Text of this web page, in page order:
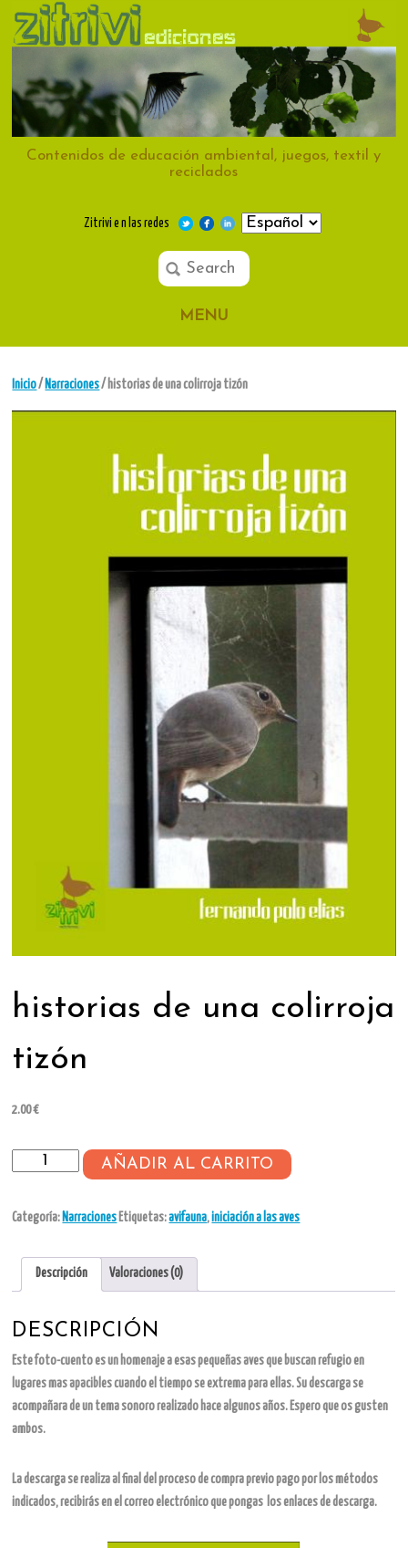
Contenidos de educación ambiental, juegos, textil y
reciclados
Zitrivi e n las redes
MENU
Inicio/ Narraciones/ historias de una colirroja tizón
historias de una colirroja
tizón
2.00€
historias
colirroja
cantidad
AÑADIR AL CARRITO
Categoría: Narraciones Etiquetas:avifauna,iniciación a las aves
Descripción Valoraciones (0)
DESCRIPCIÓN
Este foto-cuento es un homenaje a esas pequeñas aves que buscan refugio en
lugares mas apacibles cuando el tiempo se extrema para ellas. Su descarga se
acompañara de un tema sonoro realizado hace algunos años. Espero que os gusten
ambos.
La descarga se realiza al final del proceso de compra previo pago por los métodos
indicados, recibirás en el correo electrónico que pongas los enlaces de descarga.